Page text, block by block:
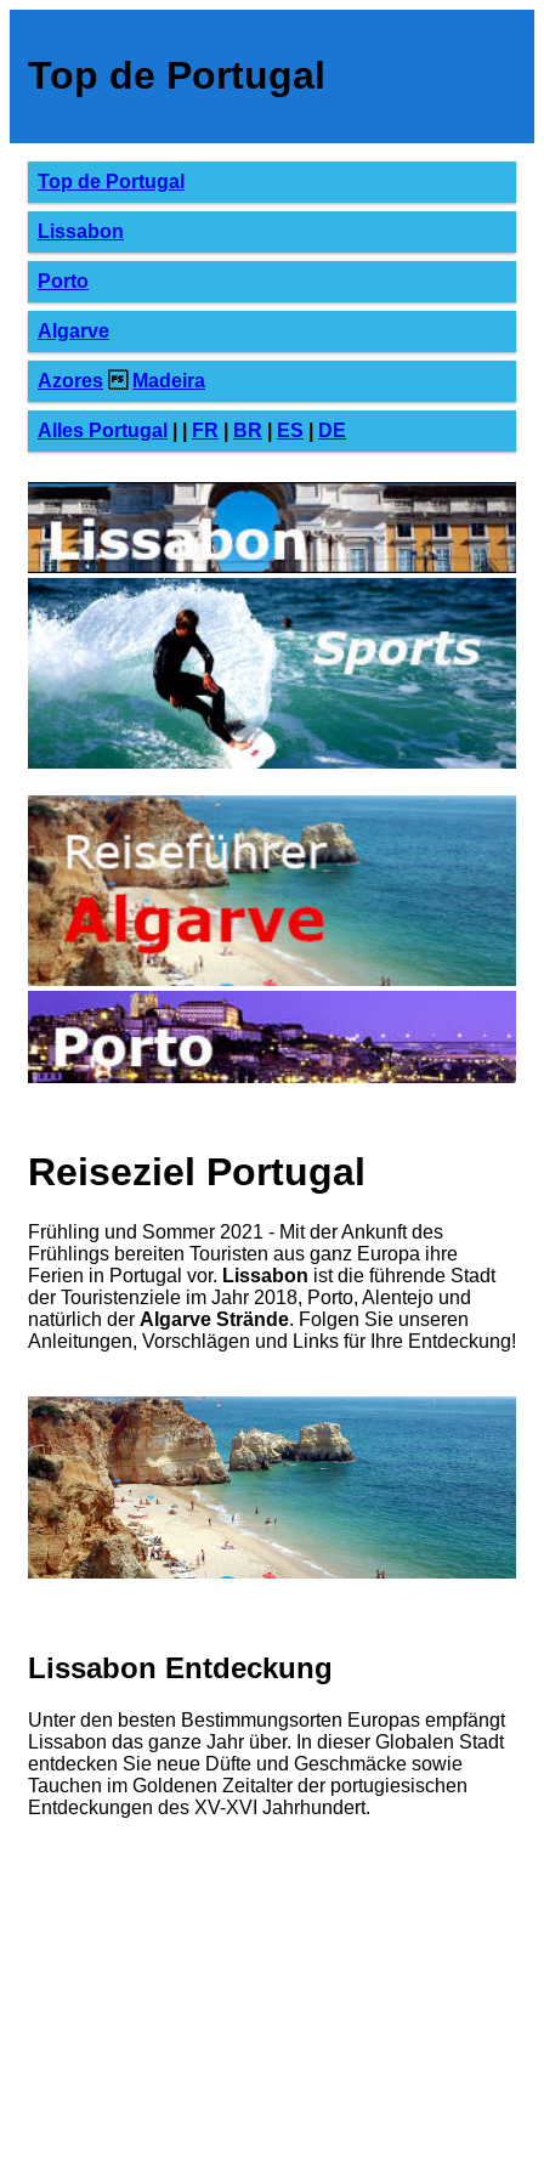
Top de Portugal
Top de Portugal
Lissabon
Porto
Algarve
Azores Madeira
Alles Portugal FR BR ES DE
Reiseziel Portugal
Frühling und Sommer 2021 - Mit der Ankunft des
Frühlings bereiten Touristen aus ganz Europa ihre
Ferien in Portugal vor. Lissabon ist die führende Stadt
der Touristenziele im Jahr 2018, Porto, Alentejo und
natürlich der Algarve Strände. Folgen Sie unseren
Anleitungen, Vorschlägen und Links für Ihre Entdeckung!
Lissabon Entdeckung
Unter den besten Bestimmungsorten Europas empfängt
Lissabon das ganze Jahr über. In dieser Globalen Stadt
entdecken Sie neue Düfte und Geschmäcke sowie
Tauchen im Goldenen Zeitalter der portugiesischen
Entdeckungen des XV-XVI Jahrhundert.